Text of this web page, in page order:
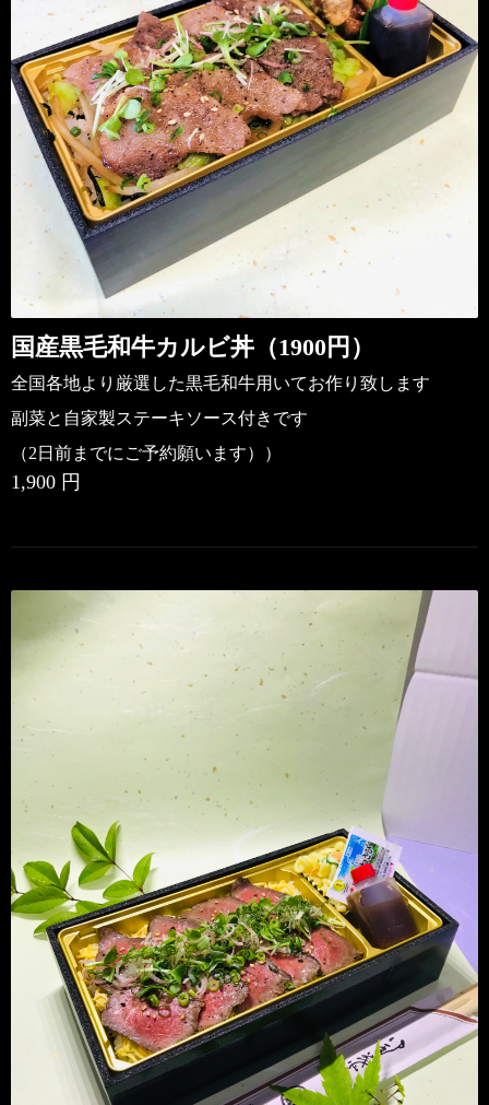
国産黒毛和牛カルビ丼（1900円）
全国各地より厳選した黒毛和牛用いてお作り致します
副菜と自家製ステーキソース付きです
（2日前までにご予約願います））
1,900 円